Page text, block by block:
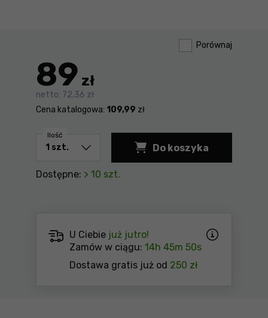
Porównaj
89 zł
netto: 72,36 zł
Cena katalogowa: 109,99 zł
Ilość
Do koszyka
Dostępne: > 10 szt.
U Ciebie już jutro!
Zamów w ciągu: 14h 45m 50s
Dostawa gratis już od 250 zł